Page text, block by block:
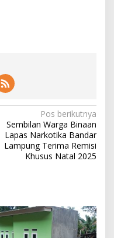
Pos berikutnya
Sembilan Warga Binaan
Lapas Narkotika Bandar
Lampung Terima Remisi
Khusus Natal 2025